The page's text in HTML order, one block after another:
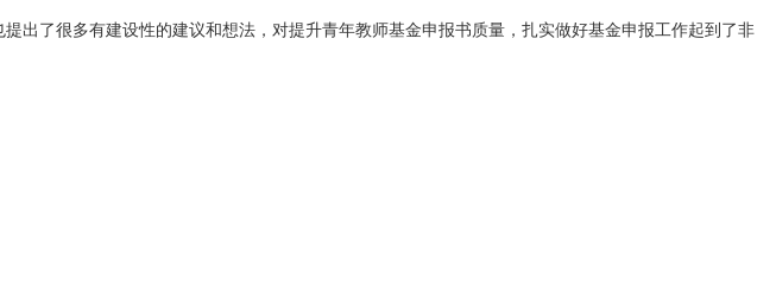
出了很多有建设性的建议和想法，对提升青年教师基金申报书质量，扎实做好基金申报工作起到了非